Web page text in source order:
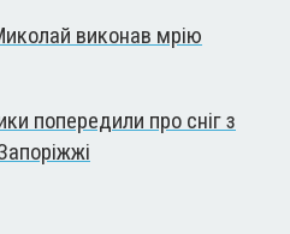
виконав мрію
попередили про сніг з